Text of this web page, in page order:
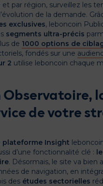
par région, surveillez les
de la demande.
exclusives, leboncoin
segments ultra-précis
de 1000 options de
fondés sur une
2 utilise leboncoin chaque
Observatoire,
de votre
plateforme Insight
d’une fonctionnalité clé :
. Désormais, le site va bien
de navigation, en
des études sectorielles